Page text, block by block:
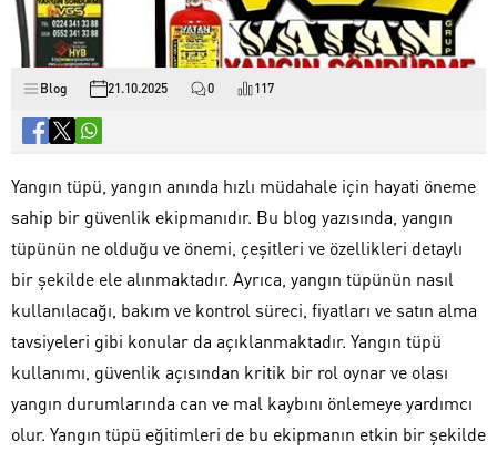
Blog 21.10.2025 0 117
Yangın tüpü, yangın anında hızlı müdahale için hayati öneme
sahip bir güvenlik ekipmanıdır. Bu blog yazısında, yangın
tüpünün ne olduğu ve önemi, çeşitleri ve özellikleri detaylı
bir şekilde ele alınmaktadır. Ayrıca, yangın tüpünün nasıl
kullanılacağı, bakım ve kontrol süreci, fiyatları ve satın alma
tavsiyeleri gibi konular da açıklanmaktadır. Yangın tüpü
kullanımı, güvenlik açısından kritik bir rol oynar ve olası
yangın durumlarında can ve mal kaybını önlemeye yardımcı
olur. Yangın tüpü eğitimleri de bu ekipmanın etkin bir şekilde